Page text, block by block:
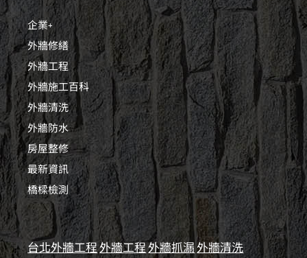
企業+
外牆修繕
外牆工程
外牆施工百科
外牆清洗
外牆防水
房屋整修
最新資訊
橋樑檢測
台北外牆工程外牆工程 外牆抓漏 外牆清洗